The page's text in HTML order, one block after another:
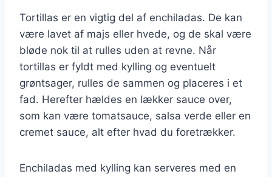
Tortillas er en vigtig del af enchiladas. De kan
være lavet af majs eller hvede, og de skal være
bløde nok til at rulles uden at revne. Når
tortillas er fyldt med kylling og eventuelt
grøntsager, rulles de sammen og placeres i et
fad. Herefter hældes en lækker sauce over,
som kan være tomatsauce, salsa verde eller en
cremet sauce, alt efter hvad du foretrækker.
Enchiladas med kylling kan serveres med en